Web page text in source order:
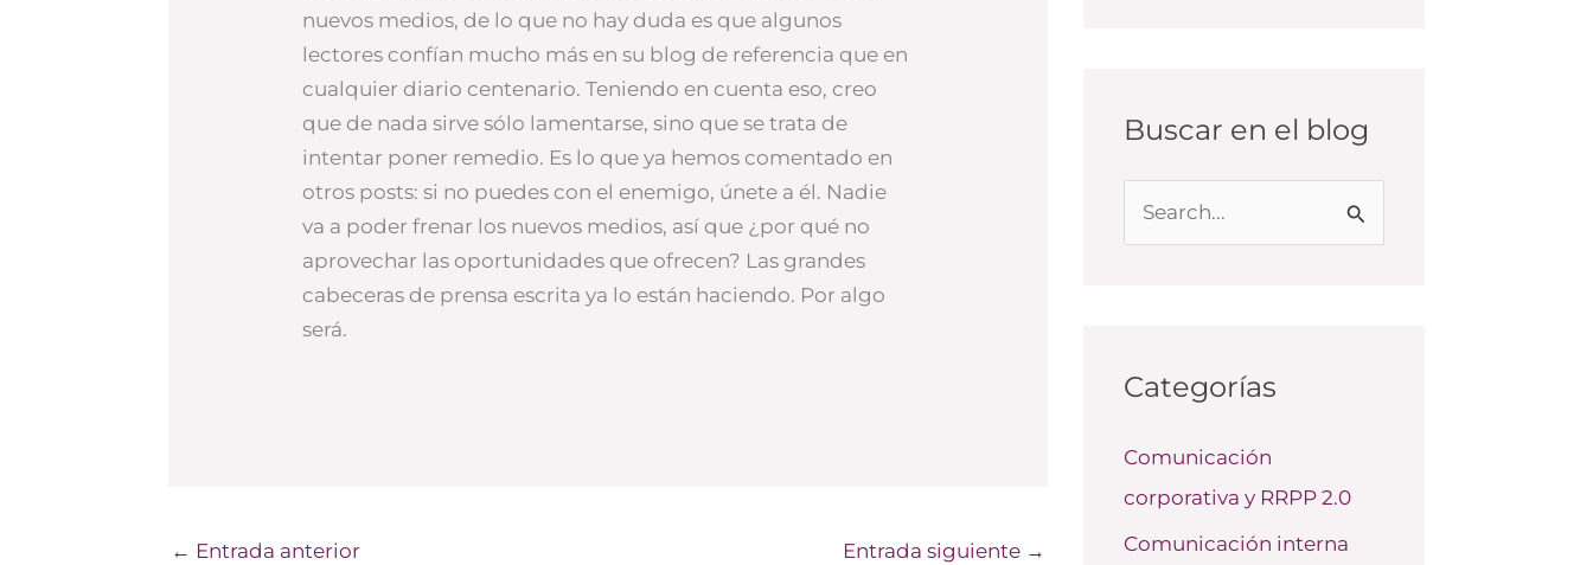
nuevos medios, de lo que no hay duda es que algunos
lectores confían mucho más en su blog de referencia que en
cualquier diario centenario. Teniendo en cuenta eso, creo
que de nada sirve sólo lamentarse, sino que se trata de
intentar poner remedio. Es lo que ya hemos comentado en
otros posts: si no puedes con el enemigo, únete a él. Nadie
va a poder frenar los nuevos medios, así que ¿por qué no
aprovechar las oportunidades que ofrecen? Las grandes
cabeceras de prensa escrita ya lo están haciendo. Por algo
será.
← Entrada anterior Entrada siguiente →
Buscar en el blog
a
p
o
r
Categorías
Comunicación
corporativa y RRPP 2.0
Comunicación interna